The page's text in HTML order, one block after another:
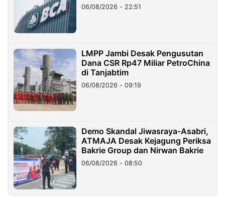
06/08/2026 - 22:51
LMPP Jambi Desak Pengusutan
Dana CSR Rp47 Miliar PetroChina
di Tanjabtim
06/08/2026 - 09:19
Demo Skandal Jiwasraya-Asabri,
ATMAJA Desak Kejagung Periksa
Bakrie Group dan Nirwan Bakrie
06/08/2026 - 08:50